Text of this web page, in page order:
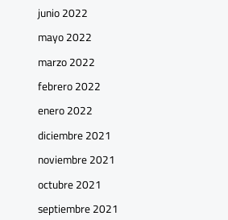
junio 2022
mayo 2022
marzo 2022
febrero 2022
enero 2022
diciembre 2021
noviembre 2021
octubre 2021
septiembre 2021